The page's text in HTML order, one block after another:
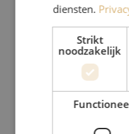
diensten.
Strikt
noodzakelijk